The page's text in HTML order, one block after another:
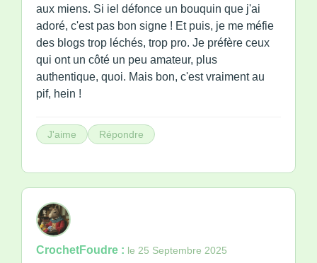
aux miens. Si iel défonce un bouquin que j'ai
adoré, c'est pas bon signe ! Et puis, je me méfie
des blogs trop léchés, trop pro. Je préfère ceux
qui ont un côté un peu amateur, plus
authentique, quoi. Mais bon, c'est vraiment au
pif, hein !
J'aime Répondre
CrochetFoudre : le 25 Septembre 2025